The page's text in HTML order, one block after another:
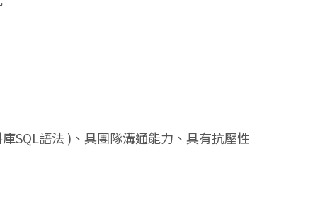
SQL語法 )、具團隊溝通能力、具有抗壓性